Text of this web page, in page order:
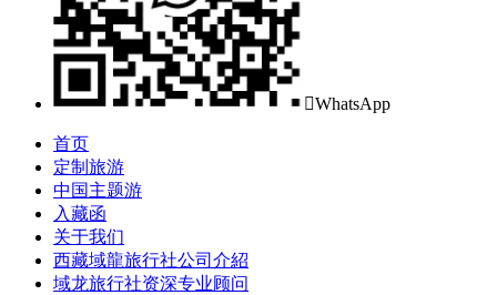
WhatsApp
首页
定制旅游
中国主题游
入藏函
关于我们
西藏域龍旅行社公司介紹
域龙旅行社资深专业顾问